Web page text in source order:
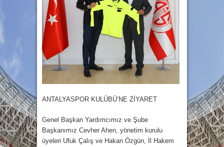
ANTALYASPOR KULÜBÜ’NE ZİYARET
Genel Başkan Yardımcımız ve Şube
Başkanımız Cevher Ahen, yönetim kurulu
üyeleri Ufuk Çalış ve Hakan Özgün, İl Hakem